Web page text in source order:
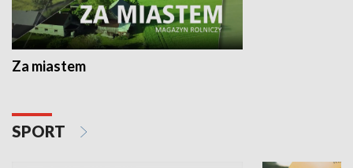
Za miastem
SPORT